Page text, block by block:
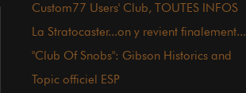
Custom77 Users' Club, TOUTES INFOS
La Stratocaster...on y revient finalement...
"Club Of Snobs": Gibson Historics and
Topic officiel ESP